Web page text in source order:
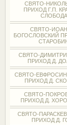
СВЯТО-
ПРИХОД Г.П.
СЛОБОДА
СВЯТО-
БОГОСЛОВСКИЙ
СВЯТО-
ПРИХОД Д.
СВЯТО-
ПРИХОД Д.
СВЯТО-
ПРИХОД Д.
СВЯТО-
ПРИХОД Д.